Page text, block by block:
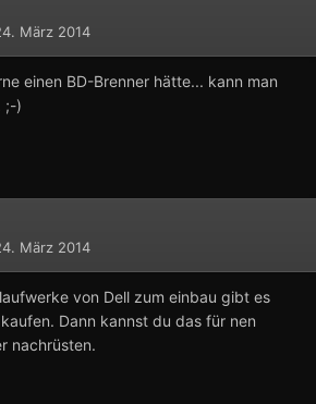
März 2014
einen BD-Brenner hätte... kann man
;-)
März 2014
von Dell zum einbau gibt es
Dann kannst du das für nen
nachrüsten.